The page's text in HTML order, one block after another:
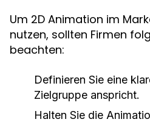
Um 2D Animation im
nutzen, sollten Firmen
beachten:
Definieren Sie eine
Zielgruppe anspricht.
Halten Sie die